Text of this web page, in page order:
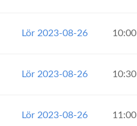
Lör 2023-08-26 10:00
Lör 2023-08-26 10:30
Lör 2023-08-26 11:00